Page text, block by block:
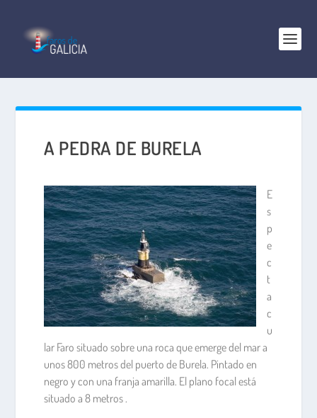
A PEDRA DE BURELA
E
s
p
e
c
t
a
c
u
lar Faro situado sobre una roca que emerge del mar a
unos 800 metros del puerto de Burela. Pintado en
negro y con una franja amarilla. El plano focal está
situado a 8 metros .